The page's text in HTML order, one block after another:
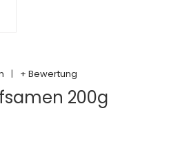
| + Bewertung
200g